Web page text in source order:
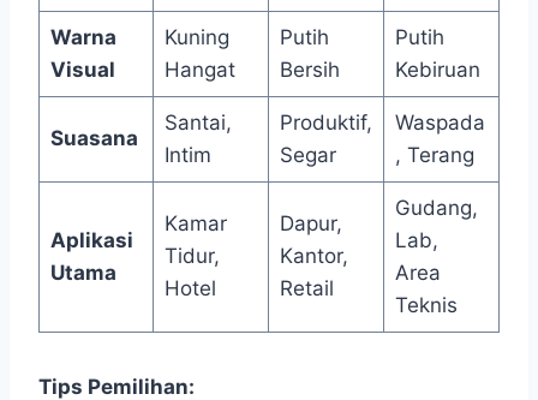
Warna
Visual
Kuning
Hangat
Putih
Bersih
Putih
Kebiruan
Suasana
Santai,
Intim
Produktif,
Segar
Waspada
, Terang
Aplikasi
Utama
Kamar
Tidur,
Hotel
Dapur,
Kantor,
Retail
Gudang,
Lab,
Area
Teknis
Tips Pemilihan: